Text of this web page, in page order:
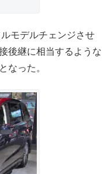
モデルチェンジさせ
後継に相当するような
なった。